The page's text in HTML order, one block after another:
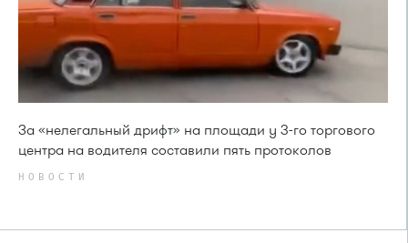
За «нелегальный дрифт» на площади у 3-го торгового
центра на водителя составили пять протоколов
НОВОСТИ